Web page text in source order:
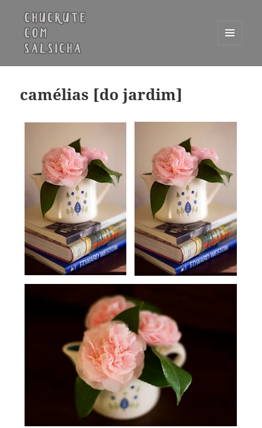
WIDGETS
camélias [do jardim]